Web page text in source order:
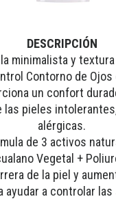
DESCRIPCIÓN
minimalista y
Contorno de Ojos
un confort
las pieles
alérgicas.
de 3 activos
Vegetal +
de la piel y
ayudar a controlar